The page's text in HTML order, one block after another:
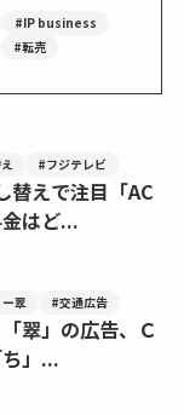
#IP business
#転売
#フジテレビ
替えで注目「AC
はど...
翠 #交通広告
翠」の広告、Ｃ
」...